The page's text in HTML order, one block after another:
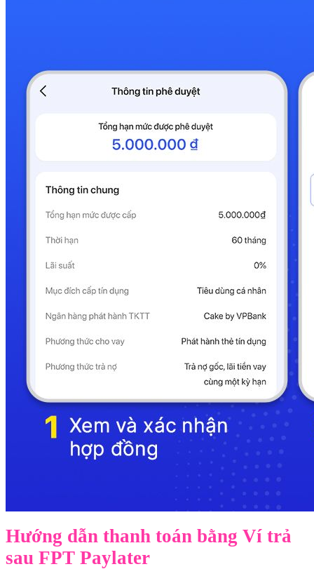
Hướng dẫn thanh toán bằng Ví trả
sau FPT Paylater